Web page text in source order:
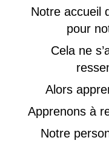
Notre accueil
pour
Cela ne
Alors
Apprenons à
Notre